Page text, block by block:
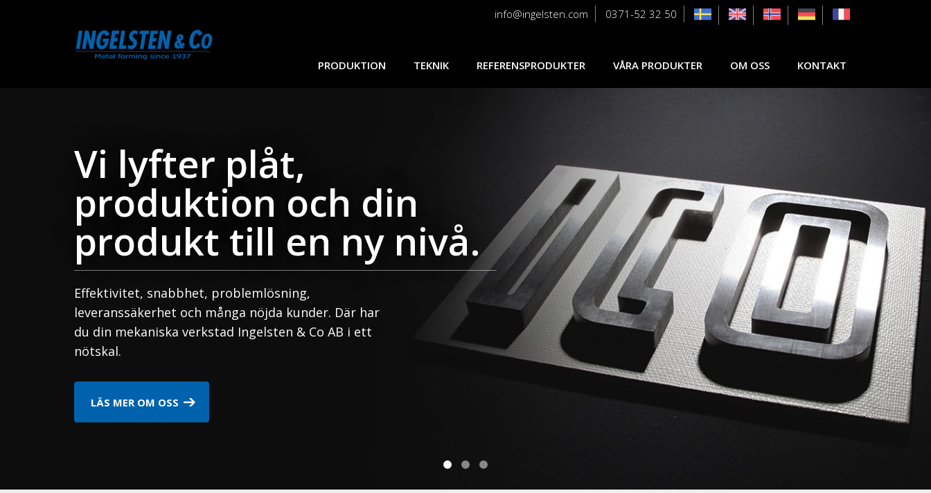
info@ingelsten.com 0371-52 32 50
PRODUKTION TEKNIK REFERENSPRODUKTER VÅRA PRODUKTER OM OSS KONTAKT
Vi lyfter plåt,
produktion och din
produkt till en ny nivå.
Effektivitet, snabbhet, problemlösning,
leveranssäkerhet och många nöjda kunder. Där har
du din mekaniska verkstad Ingelsten & Co AB i ett
nötskal.
LÄS MER OM OSS